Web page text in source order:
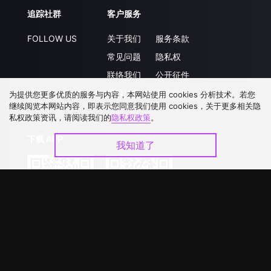
追踪社群
FOLLOW US
客户服务
关于我们
常见问题
联络我们
升级VIP
服务条款
隐私权
公开征件
合作洽談
为提供您更多优质的服务与内容，本网站使用 cookies 分析技术。若您
继续阅览本网站内容，即表示您同意我们使用 cookies，关于更多相关隐
私权政策资讯，请阅读我们的隐私权政策。
我知道了